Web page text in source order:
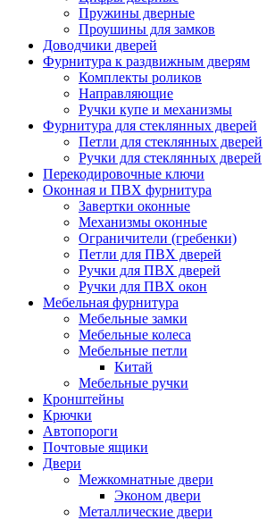
Пружины дверные
Проушины для замков
Доводчики дверей
Фурнитура к раздвижным дверям
Комплекты роликов
Направляющие
Ручки купе и механизмы
Фурнитура для стеклянных дверей
Петли для стеклянных дверей
Ручки для стеклянных дверей
Перекодировочные ключи
Оконная и ПВХ фурнитура
Завертки оконные
Механизмы оконные
Ограничители (гребенки)
Петли для ПВХ дверей
Ручки для ПВХ дверей
Ручки для ПВХ окон
Мебельная фурнитура
Мебельные замки
Мебельные колеса
Мебельные петли
Китай
Мебельные ручки
Кронштейны
Крючки
Автопороги
Почтовые ящики
Двери
Межкомнатные двери
Эконом двери
Металлические двери